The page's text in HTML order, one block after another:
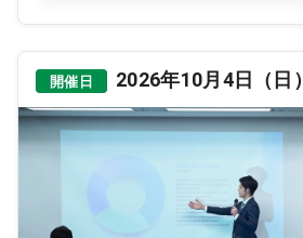
開催日 2026年10月4日（日）